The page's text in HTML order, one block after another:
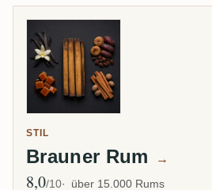
STIL
Brauner Rum →
Ø Bewertung
8,0/10 über 15.000 Rums